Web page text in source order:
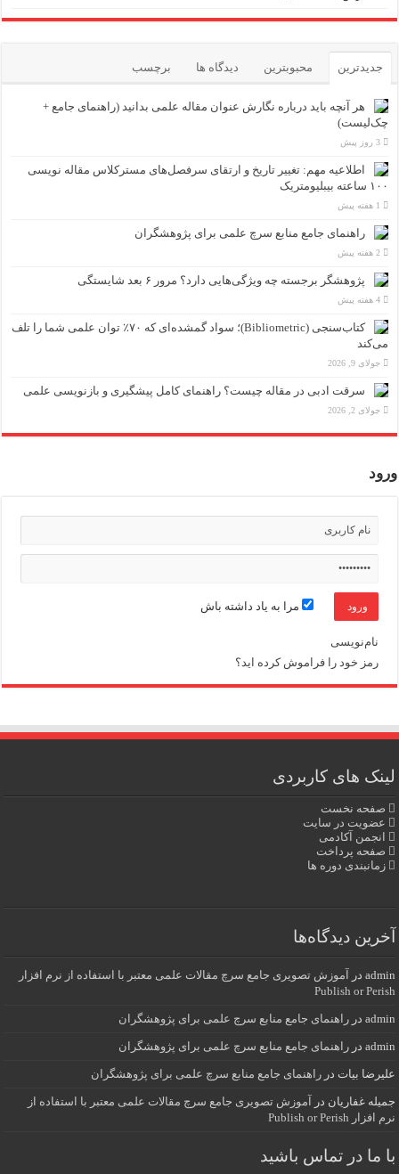
جدیدترین محبوبترین دیدگاه ها برچسب
هر آنچه باید درباره نگارش عنوان مقاله علمی بدانید (راهنمای جامع +
چک‌لیست)
3 روز پیش
اطلاعیه مهم: تغییر تاریخ و ارتقای سرفصل‌های مسترکلاس مقاله نویسی
۱۰۰ ساعته بیبلیومتریک
1 هفته پیش
راهنمای جامع منابع سرچ علمی برای پژوهشگران
2 هفته پیش
پژوهشگر برجسته چه ویژگی‌هایی دارد؟ مرور ۶ بعد شایستگی
4 هفته پیش
کتاب‌سنجی (Bibliometric)؛ سواد گمشده‌ای که ۷۰٪ توان علمی شما را تلف
می‌کند
جولای 9, 2026
سرقت ادبی در مقاله چیست؟ راهنمای کامل پیشگیری و بازنویسی علمی
جولای 2, 2026
ورود
مرا به یاد داشته باش
نام‌نویسی
رمز خود را فراموش کرده اید؟
لینک های کاربردی
صفحه نخست
عضویت در سایت
انجمن آکادمی
صفحه پرداخت
زمانبندی دوره ها
آخرین دیدگاه‌ها
admin در آموزش تصویری جامع سرچ مقالات علمی معتبر با استفاده از نرم افزار
Publish or Perish
admin درراهنمای جامع منابع سرچ علمی برای پژوهشگران
admin درراهنمای جامع منابع سرچ علمی برای پژوهشگران
علیرضا بیات درراهنمای جامع منابع سرچ علمی برای پژوهشگران
جمیله غفاریان در آموزش تصویری جامع سرچ مقالات علمی معتبر با استفاده از
نرم افزار Publish or Perish
با ما در تماس باشید